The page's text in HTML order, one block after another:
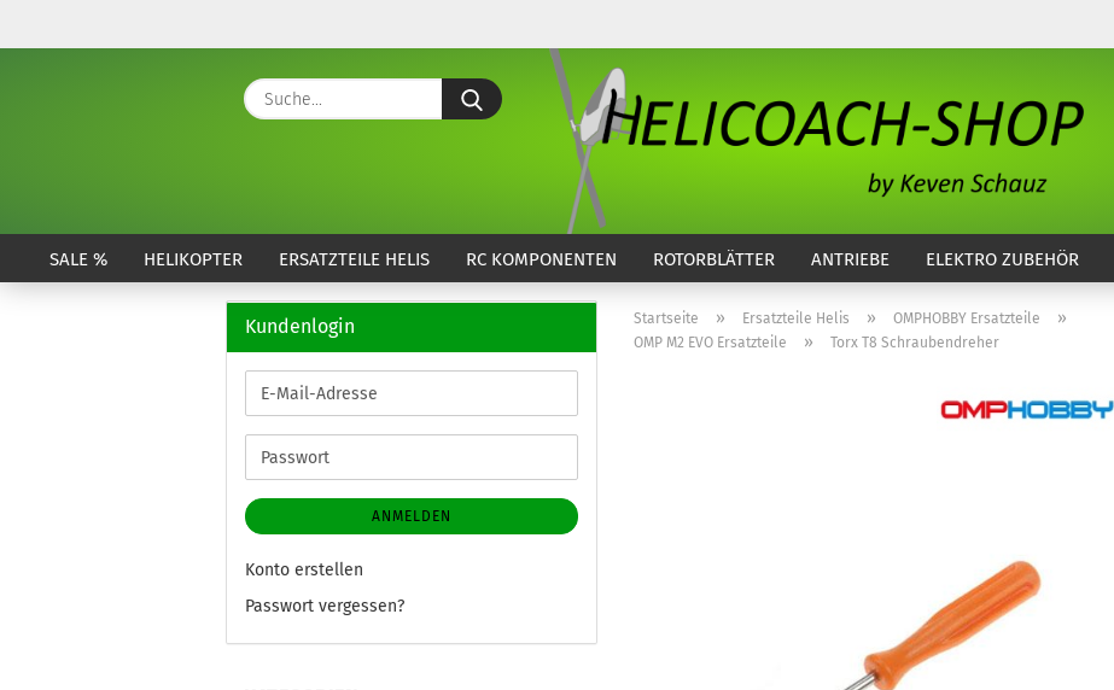
Suche...
SALE % HELIKOPTER ERSATZTEILE HELIS RC KOMPONENTEN ROTORBLÄTTER ANTRIEBE ELEKTRO ZUBEHÖR
Startseite » Ersatzteile Helis » OMPHOBBY Ersatzteile »
OMP M2 EVO Ersatzteile » Torx T8 Schraubendreher
Kundenlogin
E-
Mail-
Adresse
Passwort
ANMELDEN
Konto erstellen
Passwort vergessen?